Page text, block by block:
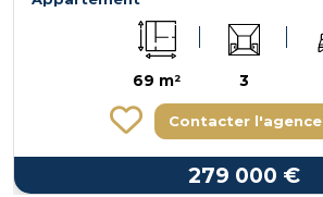
69 m² 3
Contacter l'agence
279 000 €